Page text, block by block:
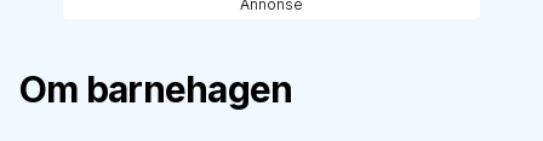
Annonse
Om barnehagen